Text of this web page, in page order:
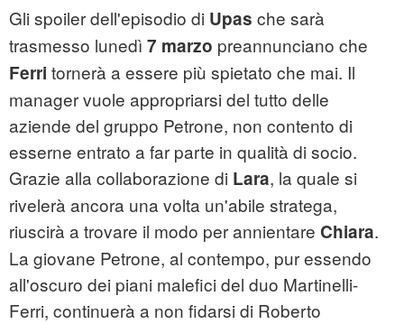
Gli spoiler dell'episodio di Upas che sarà
trasmesso lunedì 7 marzo preannunciano che
Ferri tornerà a essere più spietato che mai. Il
manager vuole appropriarsi del tutto delle
aziende del gruppo Petrone, non contento di
esserne entrato a far parte in qualità di socio.
Grazie alla collaborazione di Lara, la quale si
rivelerà ancora una volta un'abile stratega,
riuscirà a trovare il modo per annientare Chiara.
La giovane Petrone, al contempo, pur essendo
all'oscuro dei piani malefici del duo Martinelli-
Ferri, continuerà a non fidarsi di Roberto